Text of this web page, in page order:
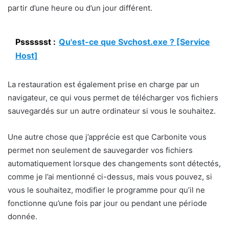
partir d’une heure ou d’un jour différent.
Psssssst : Qu'est-ce que Svchost.exe ? [Service
Host]
La restauration est également prise en charge par un
navigateur, ce qui vous permet de télécharger vos fichiers
sauvegardés sur un autre ordinateur si vous le souhaitez.
Une autre chose que j’apprécie est que Carbonite vous
permet non seulement de sauvegarder vos fichiers
automatiquement lorsque des changements sont détectés,
comme je l’ai mentionné ci-dessus, mais vous pouvez, si
vous le souhaitez, modifier le programme pour qu’il ne
fonctionne qu’une fois par jour ou pendant une période
donnée.